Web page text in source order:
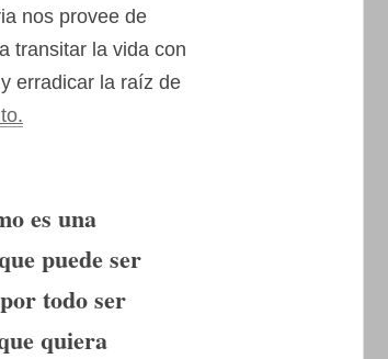
nos provee de
transitar la vida con
erradicar la raíz de
es una
puede ser
todo ser
quiera